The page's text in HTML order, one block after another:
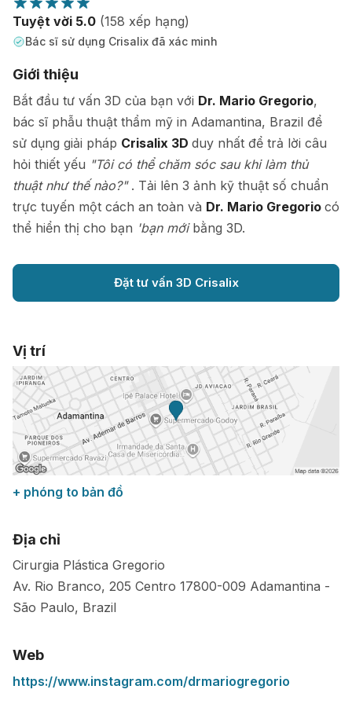
Tuyệt vời 5.0 (158 xếp hạng)
Bác sĩ sử dụng Crisalix đã xác minh
Giới thiệu
Bắt đầu tư vấn 3D của bạn với Dr. Mario Gregorio,
bác sĩ phẫu thuật thẩm mỹ in Adamantina, Brazil để
sử dụng giải pháp Crisalix 3D duy nhất để trả lời câu
hỏi thiết yếu "Tôi có thể chăm sóc sau khi làm thủ
thuật như thế nào?" . Tải lên 3 ảnh kỹ thuật số chuẩn
trực tuyến một cách an toàn và Dr. Mario Gregorio có
thể hiển thị cho bạn 'bạn mới bằng 3D.
Đặt tư vấn 3D Crisalix
Vị trí
+ phóng to bản đồ
Địa chỉ
Cirurgia Plástica Gregorio
Av. Rio Branco, 205 Centro 17800-009 Adamantina -
São Paulo, Brazil
Web
https://www.instagram.com/drmariogregorio